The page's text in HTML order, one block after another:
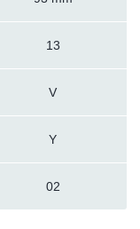
13
V
Y
02